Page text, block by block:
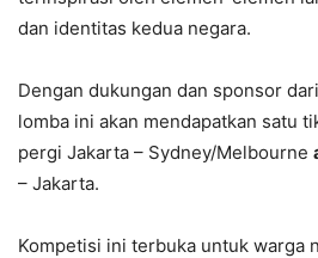
dan identitas kedua negara.
Dengan dukungan dan sponsor
lomba ini akan mendapatkan satu
pergi Jakarta – Sydney/Melbourne
– Jakarta.
Kompetisi ini terbuka untuk warga